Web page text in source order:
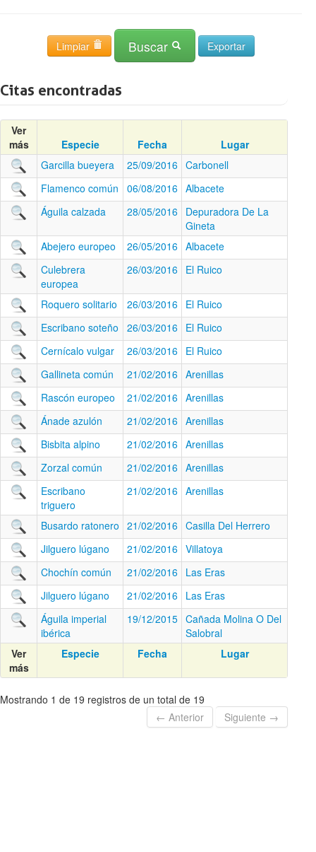
Limpiar Buscar
Citas encontradas
Ver
más
Especie Fecha
Lugar
Garcilla bueyera
25/09/2016 Carbonell
Flamenco común
06/08/2016 Albacete
Águila calzada
28/05/2016 Depuradora De La
Gineta
Abejero europeo
26/05/2016 Albacete
Culebrera
europea
26/03/2016 El Ruico
Roquero solitario 26/03/2016 El Ruico
Escribano soteño
26/03/2016 El Ruico
Cernícalo vulgar
26/03/2016 El Ruico
Gallineta común
21/02/2016 Arenillas
Rascón europeo
21/02/2016 Arenillas
Ánade azulón
21/02/2016 Arenillas
Bisbita alpino
21/02/2016 Arenillas
Zorzal común
21/02/2016 Arenillas
Escribano
triguero
21/02/2016 Arenillas
Busardo ratonero 21/02/2016 Casilla Del Herrero
Jilguero lúgano
21/02/2016 Villatoya
Chochín común
21/02/2016 Las Eras
Jilguero lúgano
21/02/2016 Las Eras
Águila imperial
ibérica
19/12/2015 Cañada Molina O Del
Salobral
Ver
más
Especie Fecha Lugar
Mostrando 1 de 19 registros de un total de 19
← Anterior
Siguiente →